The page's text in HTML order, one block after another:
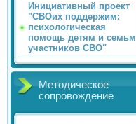
Инициативный проект
"СВОих поддержим:
психологическая
помощь детям и семьм
участников СВО"
Методическое
сопровождение